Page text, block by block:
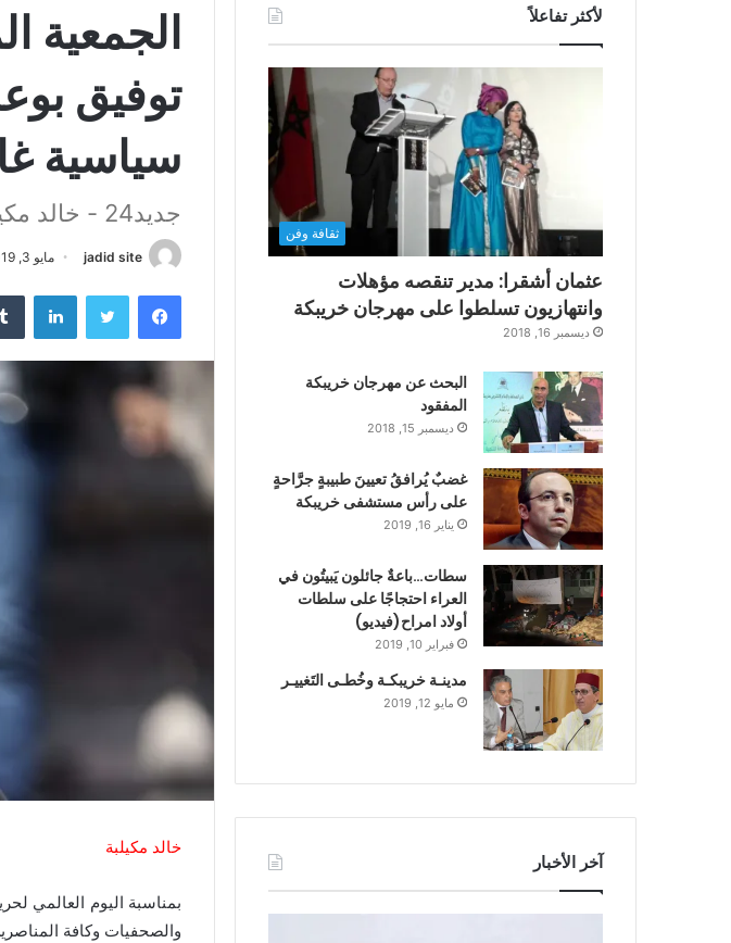
الجمعية
توفيق
سياسية
جديد24 - خالد مكيلبة*
jadid site مايو 3, 2019
فيسبوك تويتر
خالد مكيلبة
والصحفيات وكافة
لأكثر تفاعلاً
ثقافة وفن
عثمان أشقرا: مدير تنقصه مؤهلات
وانتهازيون تسلطوا على مهرجان خريبكة
ديسمبر 16, 2018
البحث عن مهرجان خريبكة
المفقود
ديسمبر 15, 2018
غضبٌ يُرافقُ تعيينَ طبيبةٍ جرَّاحةٍ
على رأس مستشفى خريبكة
يناير 16, 2019
سطات…باعةٌ جائلون يَبيتُون في
العراء احتجاجًا على سلطات
أولاد امراح(فيديو)
فبراير 10, 2019
مدينـة خريبكـة وخُطـى التَغييـر
مايو 12, 2019
آخر الأخبار